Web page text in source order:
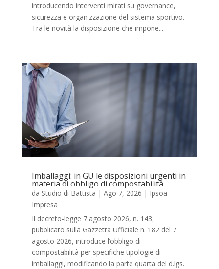
introducendo interventi mirati su governance,
sicurezza e organizzazione del sistema sportivo.
Tra le novità la disposizione che impone...
Imballaggi: in GU le disposizioni urgenti in
materia di obbligo di compostabilità
da Studio di Battista | Ago 7, 2026 | Ipsoa -
Impresa
Il decreto‑legge 7 agosto 2026, n. 143,
pubblicato sulla Gazzetta Ufficiale n. 182 del 7
agosto 2026, introduce l’obbligo di
compostabilità per specifiche tipologie di
imballaggi, modificando la parte quarta del d.lgs.